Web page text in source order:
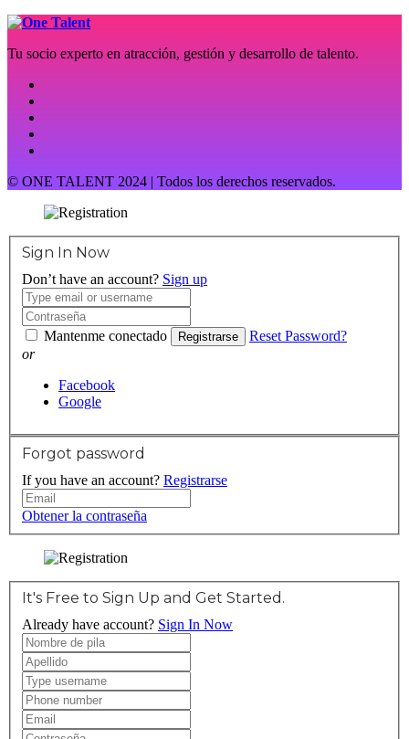
Tu socio experto en atracción, gestión y desarrollo de talento.
© ONE TALENT 2024 | Todos los derechos reservados.
Sign In Now
Don’t have an account? Sign up
Mantenme conectado Registrarse
Reset Password?
or
Facebook
Google
Forgot password
If you have an account? Registrarse
Obtener la contraseña
It's Free to Sign Up and Get Started.
Already have account? Sign In Now